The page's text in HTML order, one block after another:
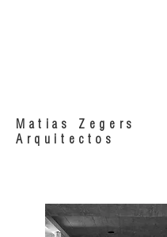
Matias Zegers
Arquitectos